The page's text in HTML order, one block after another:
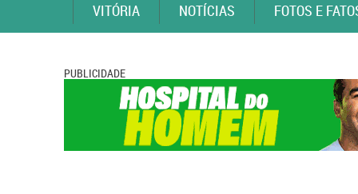
VITÓRIA NOTÍCIAS FOTOS E
PUBLICIDADE